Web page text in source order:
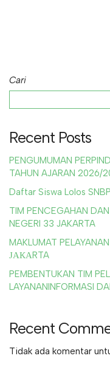
Cari
Recent Posts
PENGUMUMAN
TAHUN AJARAN 2026/
Daftar Siswa Lolos
TIM PENCEGAHAN
NEGERI 33 JAKARTA
MAKLUMAT
ЈАКАRTA
PEMBENTUKAN TIM
LAYANANINFORMASI
Recent
Tidak ada komentar